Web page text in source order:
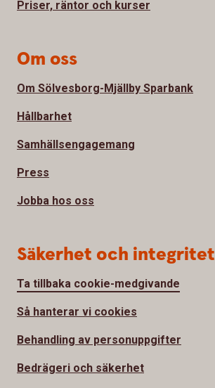
Priser, räntor och kurser
Om oss
Om Sölvesborg-Mjällby Sparbank
Hållbarhet
Samhällsengagemang
Press
Jobba hos oss
Säkerhet och integritet
Ta tillbaka cookie-medgivande
Så hanterar vi cookies
Behandling av personuppgifter
Bedrägeri och säkerhet